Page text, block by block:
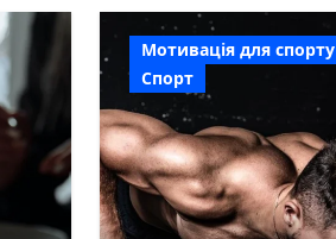
Мотивація для спорту
Спорт